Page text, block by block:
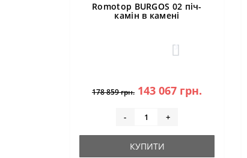
Romotop BURGOS 02 піч-
камін в камені
3
178 859 грн. 143 067 грн.
- +
КУПИТИ